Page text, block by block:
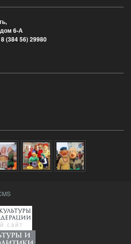
6-А
(384 56) 29980